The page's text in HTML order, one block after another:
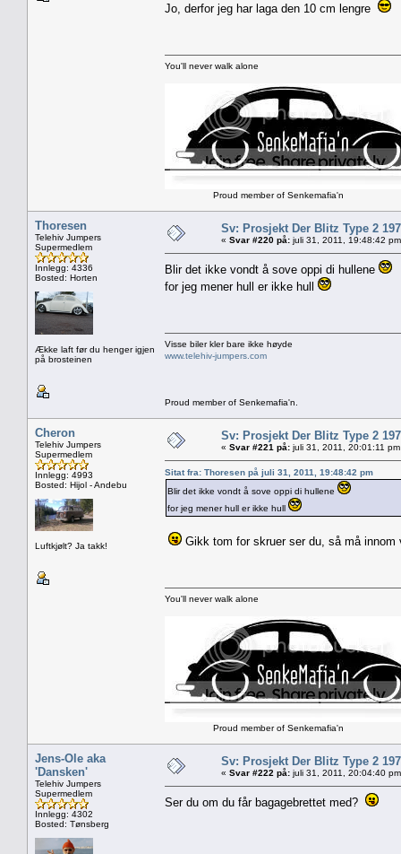
Jo, derfor jeg har laga den 10 cm lengre
You'll never walk alone
Proud member of Senkemafia'n
Thoresen
Telehiv Jumpers
Supermedlem
Innlegg: 4336
Bosted: Horten
Ække laft før du henger igjen
på brosteinen
Sv: Prosjekt Der Blitz Type 2
« Svar #220 på: juli 31, 2011, 19:48:42
Blir det ikke vondt å sove oppi di hullene
for jeg mener hull er ikke hull
Visse biler kler bare ikke høyde
www.telehiv-jumpers.com
Proud member of Senkemafia'n.
Cheron
Telehiv Jumpers
Supermedlem
Innlegg: 4993
Bosted: Hijol - Andebu
Luftkjølt? Ja takk!
Sv: Prosjekt Der Blitz Type 2
« Svar #221 på: juli 31, 2011, 20:01:11
Sitat fra: Thoresen på juli 31, 2011, 19:48:42 pm
Blir det ikke vondt å sove oppi di hullene
for jeg mener hull er ikke hull
Gikk tom for skruer ser du, så må
You'll never walk alone
Proud member of Senkemafia'n
Jens-Ole aka
'Dansken'
Telehiv Jumpers
Supermedlem
Innlegg: 4302
Bosted: Tønsberg
Sv: Prosjekt Der Blitz Type 2
« Svar #222 på: juli 31, 2011, 20:04:40
Ser du om du får bagagebrettet med?